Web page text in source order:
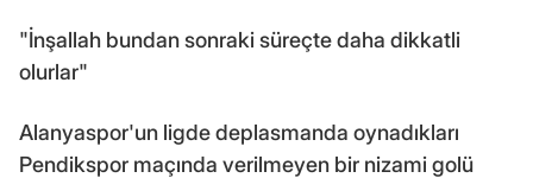
"İnşallah bundan sonraki süreçte daha dikkatli
olurlar"
Alanyaspor'un ligde deplasmanda oynadıkları
Pendikspor maçında verilmeyen bir nizami golü